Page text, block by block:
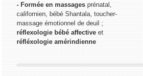
- Formée en massages prénatal,
californien, bébé Shantala, toucher-
massage émotionnel de deuil ;
réflexologie bébé affective et
réfléxologie amérindienne